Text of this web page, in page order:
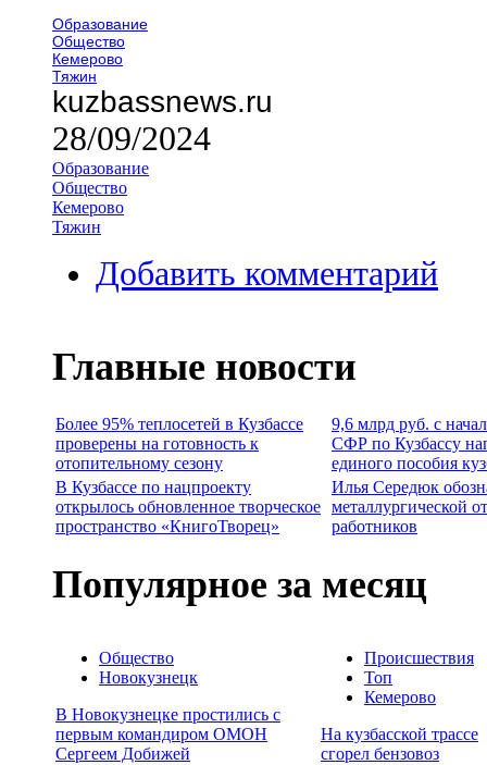
Образование
Общество
Кемерово
Тяжин
kuzbassnews.ru
28/09/2024
Образование
Общество
Кемерово
Тяжин
Добавить комментарий
Главные новости
Более 95% теплосетей в Кузбассе
проверены на готовность к
отопительному сезону
9,6 млрд руб. с
СФР по Кузбассу
единого пособия
В Кузбассе по нацпроекту
открылось обновленное творческое
пространство «КнигоТворец»
Илья Середюк
металлургической
работников
Популярное за месяц
Общество
Новокузнецк
В Новокузнецке простились с
первым командиром ОМОН
Сергеем Добижей
Происшествия
Топ
Кемерово
На кузбасской трассе
сгорел бензовоз